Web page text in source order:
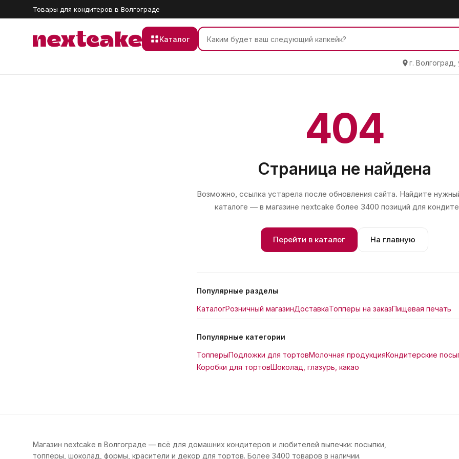
Товары для кондитеров в Волгограде
Каталог
г.
404
Страница не найдена
Возможно, ссылка устарела после обновления сайта. Найдите
каталоге — в магазине nextcake более 3400 позиций для
Перейти в каталог На главную
Популярные разделы
КаталогРозничный магазинДоставкаТопперы на заказПищевая печать
Популярные категории
ТопперыПодложки для тортовМолочная продукцияКондитерские
Коробки для тортовШоколад, глазурь, какао
Магазин nextcake в Волгограде — всё для домашних кондитеров и любителей выпечки: посыпки,
топперы, шоколад, формы, красители и декор для тортов. Более 3400 товаров в наличии.